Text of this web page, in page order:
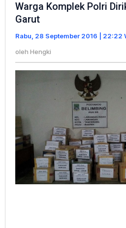
Warga Komplek Polri
Garut
Rabu, 28 September 2016 | 22:22
oleh Hengki